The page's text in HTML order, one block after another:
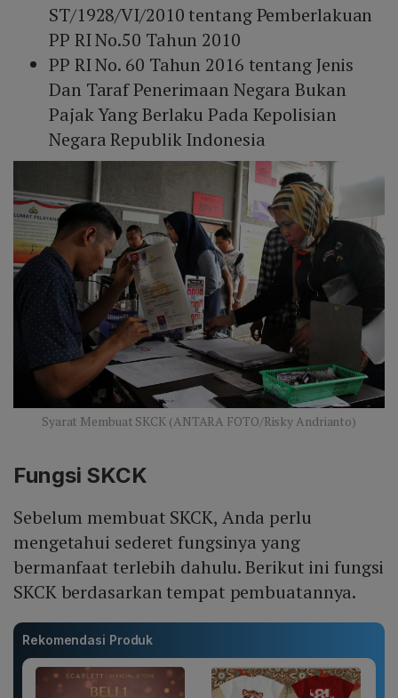
ST/1928/VI/2010 tentang Pemberlakuan
PP RI No.50 Tahun 2010
PP RI No. 60 Tahun 2016 tentang Jenis
Dan Taraf Penerimaan Negara Bukan
Pajak Yang Berlaku Pada Kepolisian
Negara Republik Indonesia
Syarat Membuat SKCK (ANTARA FOTO/Risky Andrianto)
Fungsi SKCK
Sebelum membuat SKCK, Anda perlu
mengetahui sederet fungsinya yang
bermanfaat terlebih dahulu. Berikut ini fungsi
SKCK berdasarkan tempat pembuatannya.
Rekomendasi Produk